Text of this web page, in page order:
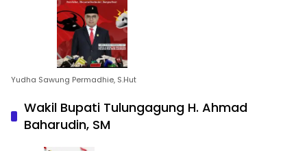
Yudha Sawung Permadhie, S.Hut
Wakil Bupati Tulungagung H. Ahmad
Baharudin, SM